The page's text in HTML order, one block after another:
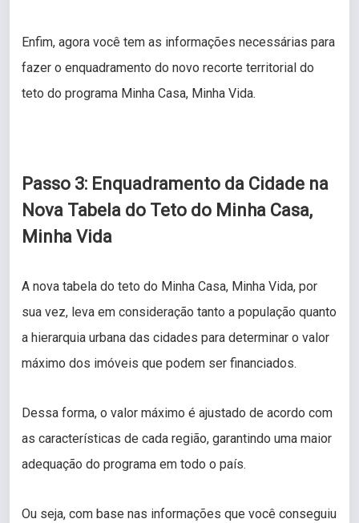
Enfim, agora você tem as informações necessárias para
fazer o enquadramento do novo recorte territorial do
teto do programa Minha Casa, Minha Vida.
Passo 3: Enquadramento da Cidade na
Nova Tabela do Teto do Minha Casa,
Minha Vida
A nova tabela do teto do Minha Casa, Minha Vida, por
sua vez, leva em consideração tanto a população quanto
a hierarquia urbana das cidades para determinar o valor
máximo dos imóveis que podem ser financiados.
Dessa forma, o valor máximo é ajustado de acordo com
as características de cada região, garantindo uma maior
adequação do programa em todo o país.
Ou seja, com base nas informações que você conseguiu